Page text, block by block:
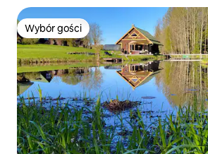
Wybór gości
Wybór gości